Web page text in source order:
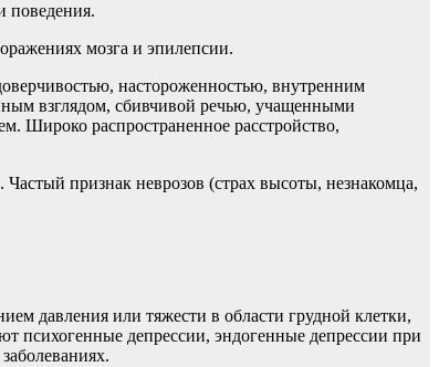
поведения.
мозга и эпилепсии.
настороженностью, внутренним
взглядом, сбивчивой речью, учащенными
Широко распространенное расстройство,
признак неврозов (страх высоты, незнакомца,
давления или тяжести в области грудной клетки,
психогенные депрессии, эндогенные депрессии при